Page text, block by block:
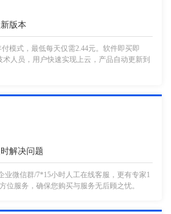
版本
模式，最低每天仅需2.44元。软件即买即
人员，用户快速实现上云，产品自动更新到
解决问题
业微信群/7*15小时人工在线客服，更有专家1
位服务，确保您购买与服务无后顾之忧。